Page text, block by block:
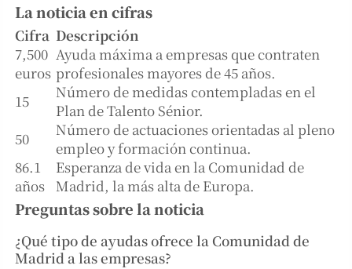
La noticia en cifras
Cifra Descripción
7,500
euros
Ayuda máxima a empresas que contraten
profesionales mayores de 45 años.
15
Número de medidas contempladas en el
Plan de Talento Sénior.
50
Número de actuaciones orientadas al pleno
empleo y formación continua.
86.1
años
Esperanza de vida en la Comunidad de
Madrid, la más alta de Europa.
Preguntas sobre la noticia
¿Qué tipo de ayudas ofrece la Comunidad de
Madrid a las empresas?